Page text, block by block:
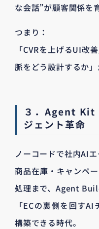
な会話”が顧客関係を
つまり：
「CVRを上げるUI改
脈をどう設計するか
３．Agent Kit
ジェント革命
ノーコードで社内AI
商品在庫・キャンペ
処理まで、Agent
「ECの裏側を回す
構築できる時代。